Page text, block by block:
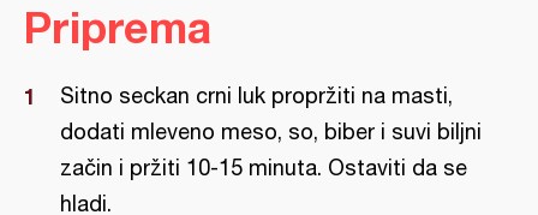
Priprema
Sitno seckan crni luk propržiti na masti,
dodati mleveno meso, so, biber i suvi biljni
začin i pržiti 10-15 minuta. Ostaviti da se
hladi.